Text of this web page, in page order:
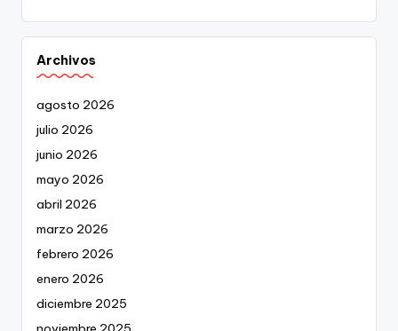
Archivos
agosto 2026
julio 2026
junio 2026
mayo 2026
abril 2026
marzo 2026
febrero 2026
enero 2026
diciembre 2025